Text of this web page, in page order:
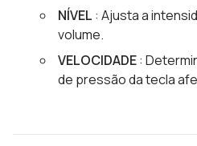
NÍVEL : Ajusta a
volume.
VELOCIDADE:
de pressão da tecla